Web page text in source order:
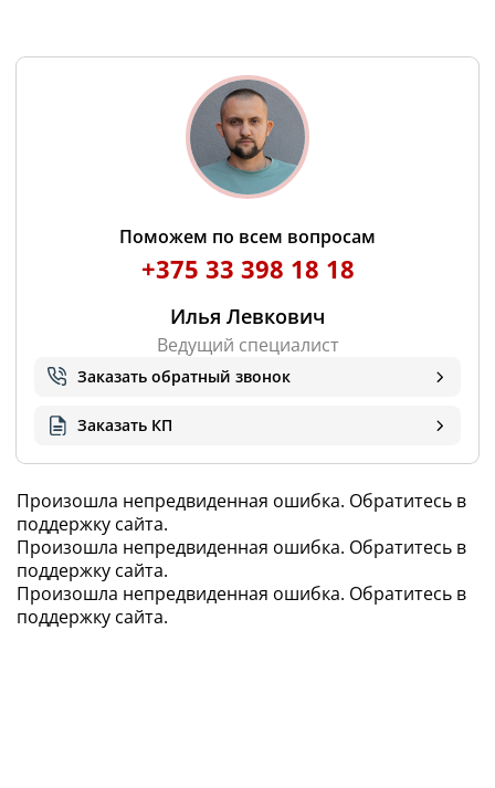
Поможем по всем вопросам
+375 33 398 18 18
Илья Левкович
Ведущий специалист
Заказать обратный звонок
Заказать КП
Произошла непредвиденная ошибка. Обратитесь в
поддержку сайта.
Произошла непредвиденная ошибка. Обратитесь в
поддержку сайта.
Произошла непредвиденная ошибка. Обратитесь в
поддержку сайта.
23 681,82 BYN